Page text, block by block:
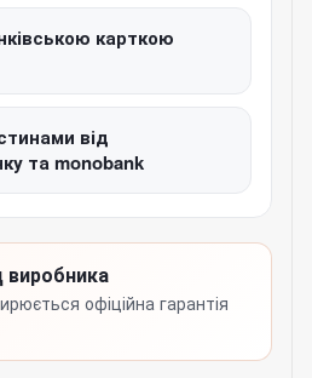
карткою
від
та monobank
виробника
офіційна гарантія